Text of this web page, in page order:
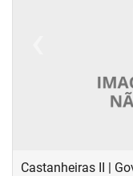
Castanheiras II |